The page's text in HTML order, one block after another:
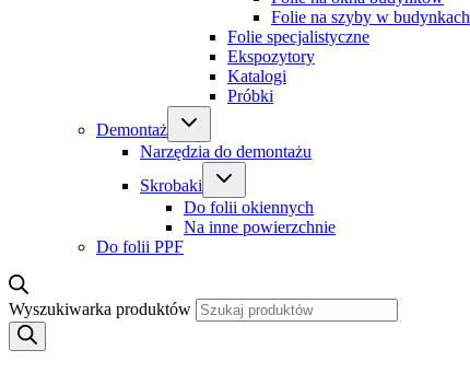
Folie na szyby w budynkach
Folie specjalistyczne
Ekspozytory
Katalogi
Próbki
Demontaż
Narzędzia do demontażu
Skrobaki
Do folii okiennych
Na inne powierzchnie
Do folii PPF
Wyszukiwarka produktów